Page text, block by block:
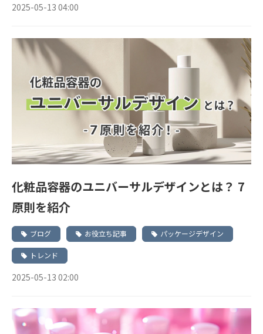
2025-05-13 04:00
化粧品容器のユニバーサルデザインとは？ 7
原則を紹介
ブログ お役立ち記事 パッケージデザイン
トレンド
2025-05-13 02:00